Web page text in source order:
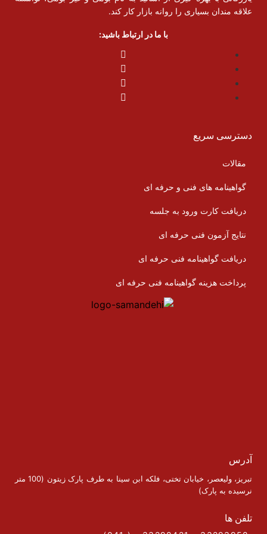
علاقه مندان بسیاری را روانه بازار کار کند.
با ما در ارتباط باشید:
دسترسی سریع
مقالات
گواهینامه های فنی و حرفه ای
دریافت کارت ورود به جلسه
نتایج آزمون فنی حرفه ای
دریافت گواهینامه فنی حرفه ای
پرداخت هزینه گواهینامه فنی حرفه ای
آدرس
تبریز، ولیعصر، خیابان تختی، فلکه ابن سینا به طرف پارک زیتون (100 متر
نرسیده به پارک)
تلفن ها